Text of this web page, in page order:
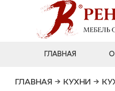
ГЛАВНАЯ О
ГЛАВНАЯ → КУХНИ →